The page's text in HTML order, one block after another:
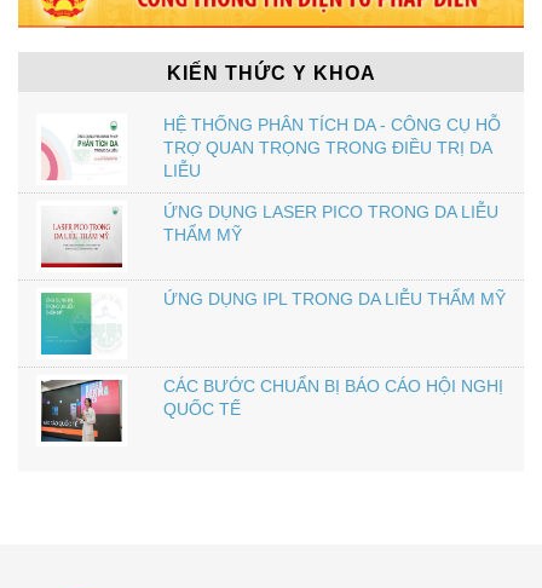
KIẾN THỨC Y KHOA
HỆ THỐNG PHÂN TÍCH DA - CÔNG CỤ HỖ
TRỢ QUAN TRỌNG TRONG ĐIỀU TRỊ DA
LIỄU
ỨNG DỤNG LASER PICO TRONG DA LIỄU
THẨM MỸ
ỨNG DỤNG IPL TRONG DA LIỄU THẨM MỸ
CÁC BƯỚC CHUẨN BỊ BÁO CÁO HỘI NGHỊ
QUỐC TẾ